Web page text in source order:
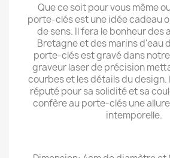
Que ce soit pour vous même
porte-clés est une idée cadeau
de sens. Il fera le bonheur des
Bretagne et des marins d'eau
porte-clés est gravé dans
graveur laser de précision
courbes et les détails du design.
réputé pour sa solidité et sa
confère au porte-clés une
intemporelle.